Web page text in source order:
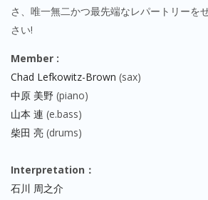
さ、唯一無二かつ最先端なレパートリーを
さい!
Member :
Chad Lefkowitz-Brown (sax)
中原 美野 (piano)
山本 連 (e.bass)
柴田 亮 (drums)
Interpretation：
石川 周之介